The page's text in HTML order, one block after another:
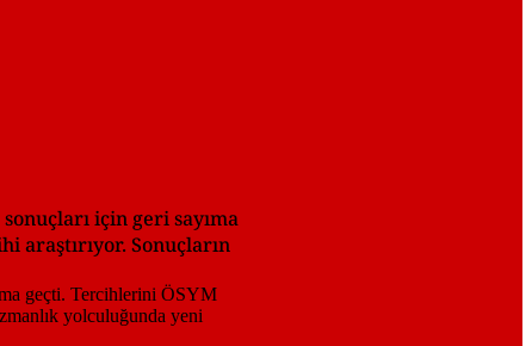
için geri sayıma
araştırıyor. Sonuçların